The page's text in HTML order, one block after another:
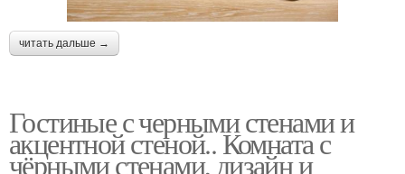
читать дальше →
Гостиные с черными стенами и
акцентной стеной.. Комната с
чёрными стенами, дизайн и